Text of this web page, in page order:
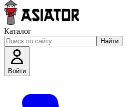
Каталог
Найти
Войти